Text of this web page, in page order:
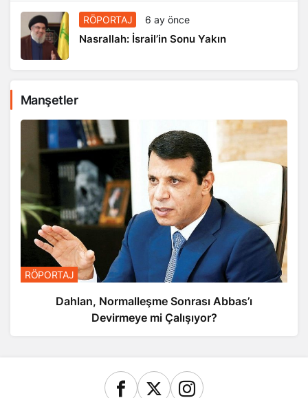
RÖPORTAJ 6 ay önce
Nasrallah: İsrail’in Sonu Yakın
Manşetler
RÖPORTAJ
Dahlan, Normalleşme Sonrası Abbas’ı
Devirmeye mi Çalışıyor?